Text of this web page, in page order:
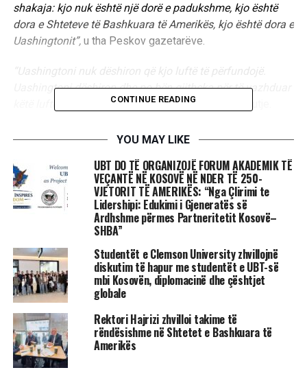
shakaja: kjo nuk është një dorë e padukshme, kjo është
dora e Shteteve të Bashkuara të Amerikës, kjo është dora e
Uashingtonit”,u tha Peskov gazetarëve.
“Uashingtoni nuk dëshiron që kjo luftë të përfundojë.
Uashingtoni dëshiron dhe po bën gjithçka për të vazhduar
këtë luftë. Kjo është dora e dukshme”,deklaroi ai tutje.
Duke iu referuar planit të paqes të Kinës, Peskov tha se
është e natyrshme që një vend kaq “i fuqishëm dhe
autoritar” të ketë zë për problemet botërore./ UBTNews
RUSIA
UP NEXT
​Të paktën 29 sulme ruse në 24-orët e fundit në Donesk
të Ukrainës
Ukraina ka tërhequr 307 fëmijë nga territoret e
pushtuara
CONTINUE READING
YOU MAY LIKE
UBT DO TË ORGANIZOJË FORUM AKADEMIK TË
VEÇANTË NË KOSOVË NË NDER TË 250-
VJETORIT TË AMERIKËS: “Nga Çlirimi te
Lidershipi: Edukimi i Gjeneratës së
Ardhshme përmes Partneritetit Kosovë–
SHBA”
Studentët e Clemson University zhvillojnë
diskutim të hapur me studentët e UBT-së
mbi Kosovën, diplomacinë dhe çështjet
globale
Rektori Hajrizi zhvilloi takime të
rëndësishme në Shtetet e Bashkuara të
Amerikës